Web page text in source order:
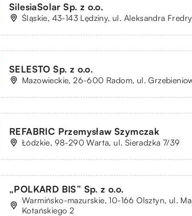
SilesiaSolar Sp. z o.o.
Śląskie, 43-143 Lędziny, ul. Aleksandra
SELESTO Sp. z o.o.
Mazowieckie, 26-600 Radom, ul.
REFABRIC Przemysław Szymczak
Łódzkie, 98-290 Warta, ul. Sieradzka 7/39
„POLKARD BIS” Sp. z o.o.
Warmińsko-mazurskie, 10-166 Olsztyn, ul.
Kotańskiego 2